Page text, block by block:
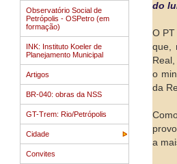
Observatório Social de
Petrópolis - OSPetro (em
formação)
INK: Instituto Koeler de
Planejamento Municipal
Artigos
BR-040: obras da NSS
GT-Trem: Rio/Petrópolis
Cidade
Convites
do
O
que,
o
da
a